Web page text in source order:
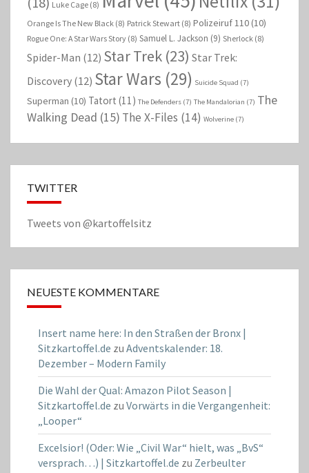
Luke Cage (8)
Orange Is The New Black (8) Patrick Stewart (8) Polizeiruf 110 (10)
Rogue One: A Star Wars Story (8) Samuel L. Jackson (9) Sherlock (8)
Spider-Man (12) Star Trek (23) Star Trek:
Discovery (12) Star Wars (29) Suicide Squad (7)
Superman (10) Tatort (11) The Defenders (7) The Mandalorian (7) The
Walking Dead (15) The X-Files (14) Wolverine (7)
TWITTER
Tweets von @kartoffelsitz
NEUESTE KOMMENTARE
Insert name here: In den Straßen der Bronx |
Sitzkartoffel.de zu Adventskalender: 18.
Dezember – Modern Family
Die Wahl der Qual: Amazon Pilot Season |
Sitzkartoffel.de zu Vorwärts in die Vergangenheit:
„Looper“
Excelsior! (Oder: Wie „Civil War“ hielt, was „BvS“
versprach…) | Sitzkartoffel.de zu Zerbeulter